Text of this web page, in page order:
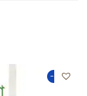
-50%